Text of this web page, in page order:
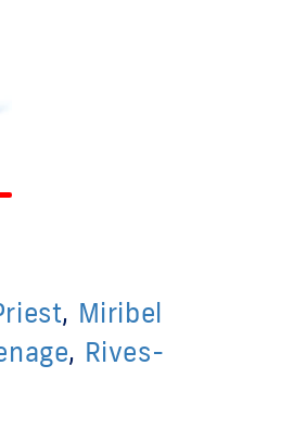
, Miribel
, Rives-